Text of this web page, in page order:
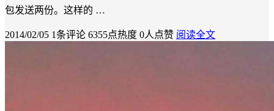
包发送两份。这样的 …
2014/02/05 1条评论 6355点热度 0人点赞 阅读全文